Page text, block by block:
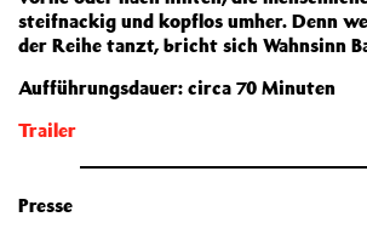
steifnackig und kopflos umher. Denn
der Reihe tanzt, bricht sich Wahnsinn
Aufführungsdauer: circa 70 Minuten
Trailer
Presse